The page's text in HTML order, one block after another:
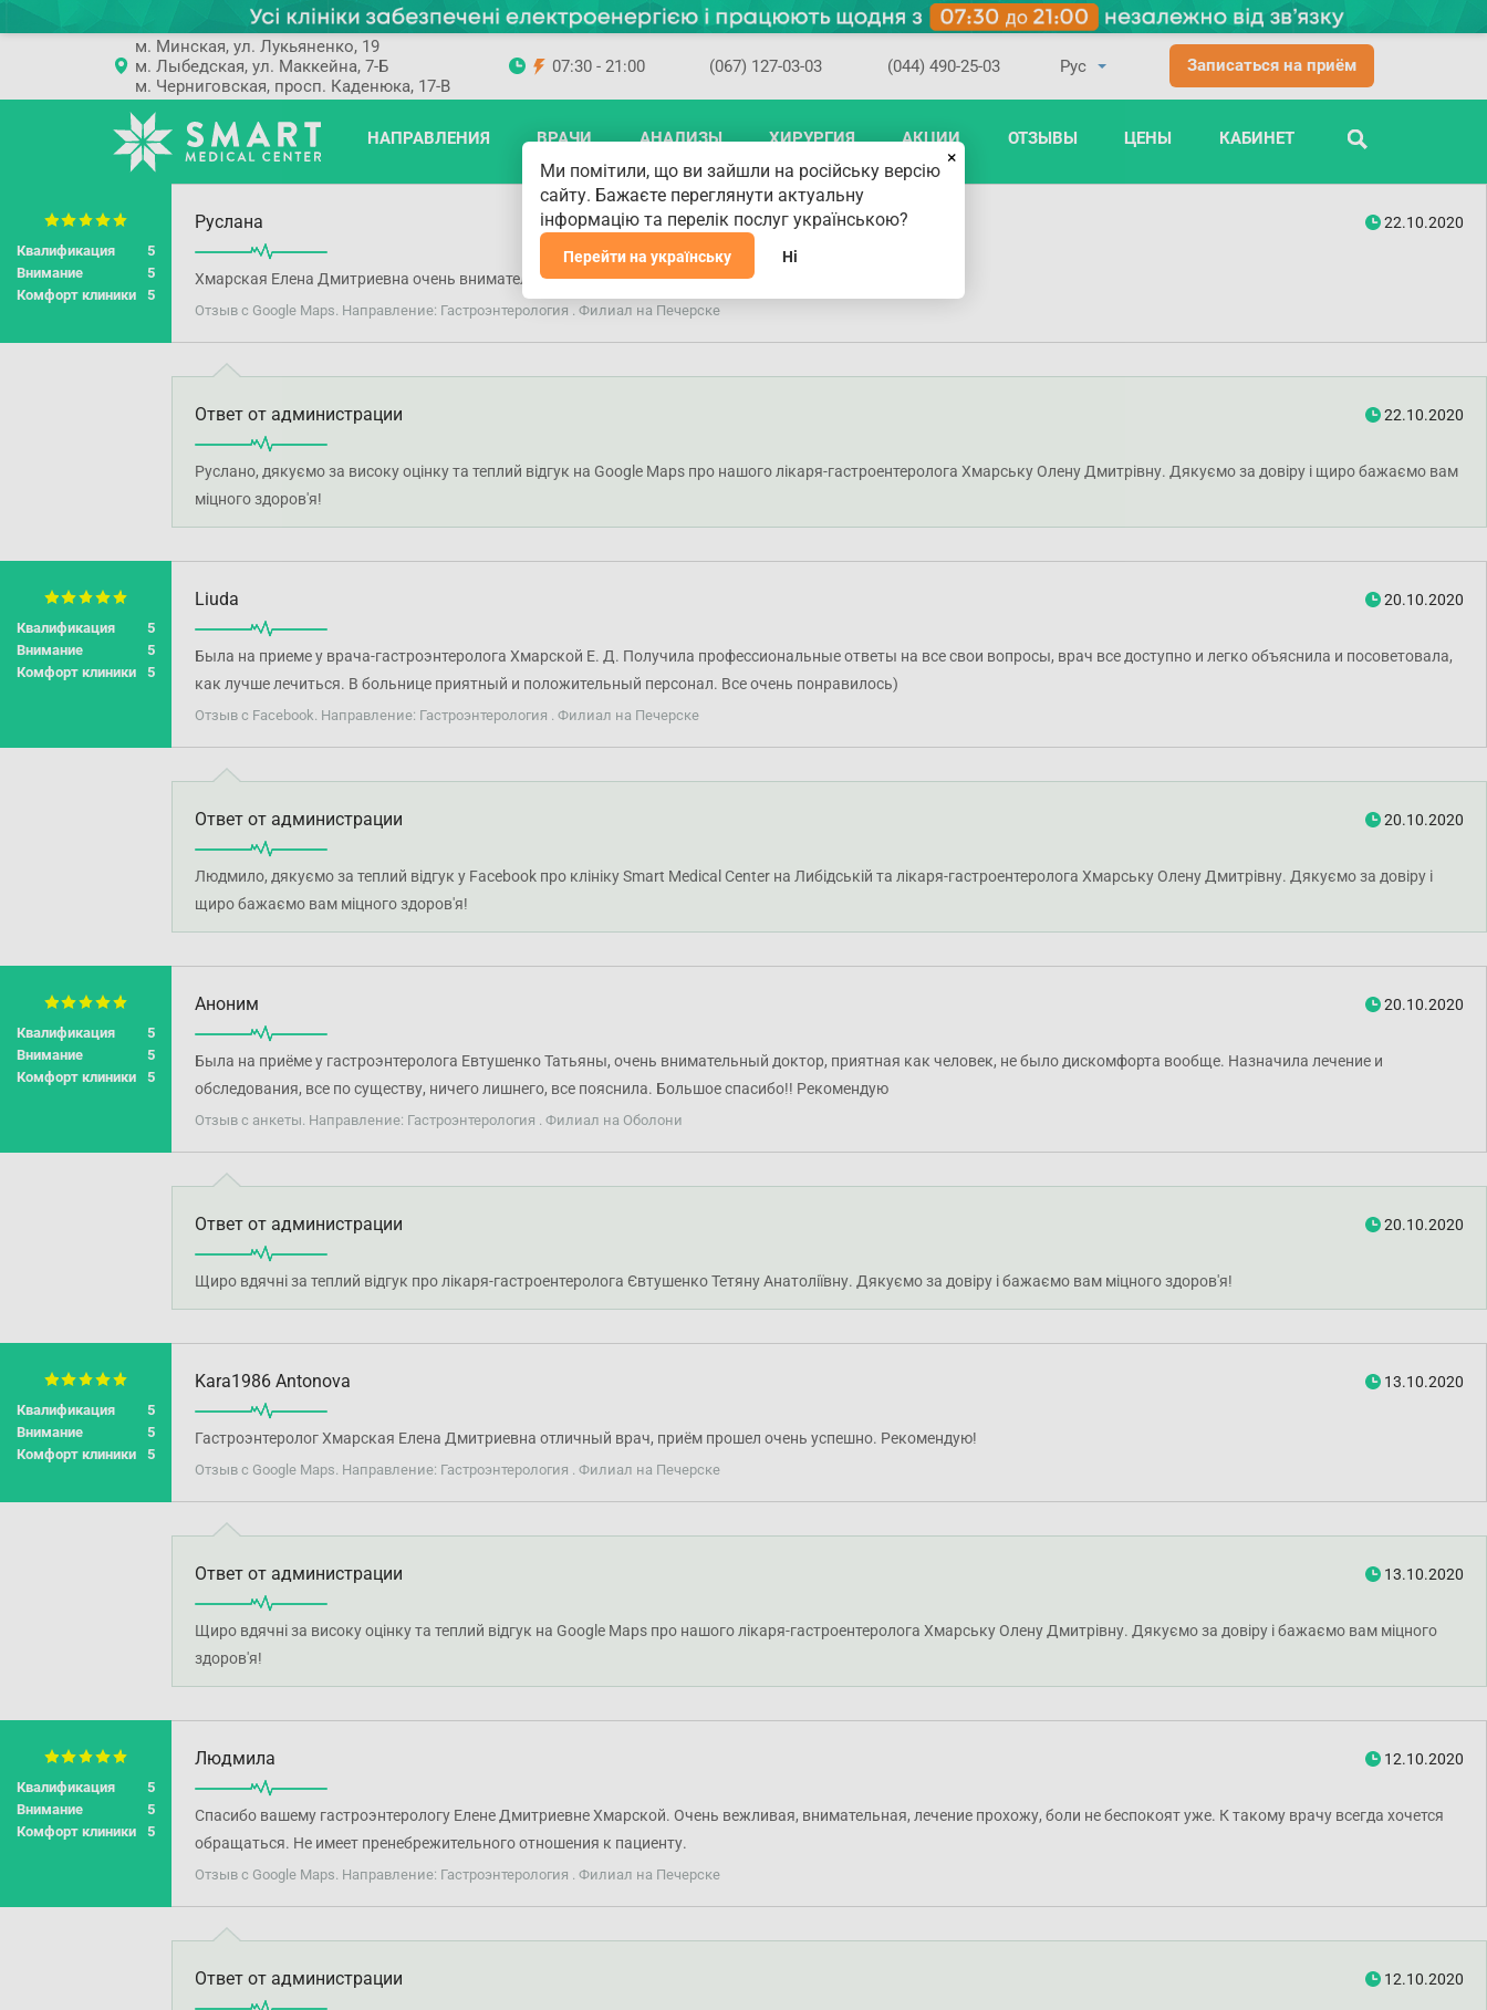
Квалификация
5
Внимание
5
Комфорт клиники
5
Руслана 22.10.2020
Хмарская Елена Дмитриевна очень внимательный и приятный врач.
Отзыв с Google Maps. Направление: Гастроэнтерология . Филиал на Печерске
Ответ от администрации 22.10.2020
Руслано, дякуємо за високу оцінку та теплий відгук на Google Maps про нашого лікаря-гастроентеролога Хмарську Олену Дмитрівну. Дякуємо за довіру і щиро бажаємо вам
міцного здоров'я!
Квалификация
5
Внимание
5
Комфорт клиники
5
Liuda 20.10.2020
Была на приеме у врача-гастроэнтеролога Хмарской Е. Д. Получила профессиональные ответы на все свои вопросы, врач все доступно и легко объяснила и посоветовала,
как лучше лечиться. В больнице приятный и положительный персонал. Все очень понравилось)
Отзыв с Facebook. Направление: Гастроэнтерология . Филиал на Печерске
Ответ от администрации 20.10.2020
Людмило, дякуємо за теплий відгук у Facebook про клініку Smart Medical Center на Либідській та лікаря-гастроентеролога Хмарську Олену Дмитрівну. Дякуємо за довіру і
щиро бажаємо вам міцного здоров'я!
Квалификация
5
Внимание
5
Комфорт клиники
5
Аноним 20.10.2020
Была на приёме у гастроэнтеролога Евтушенко Татьяны, очень внимательный доктор, приятная как человек, не было дискомфорта вообще. Назначила лечение и
обследования, все по существу, ничего лишнего, все пояснила. Большое спасибо!! Рекомендую
Отзыв с анкеты. Направление: Гастроэнтерология . Филиал на Оболони
Ответ от администрации 20.10.2020
Щиро вдячні за теплий відгук про лікаря-гастроентеролога Євтушенко Тетяну Анатоліївну. Дякуємо за довіру і бажаємо вам міцного здоров'я!
Квалификация
5
Внимание
5
Комфорт клиники
5
Kara1986 Antonova 13.10.2020
Гастроэнтеролог Хмарская Елена Дмитриевна отличный врач, приём прошел очень успешно. Рекомендую!
Отзыв с Google Maps. Направление: Гастроэнтерология . Филиал на Печерске
Ответ от администрации 13.10.2020
Щиро вдячні за високу оцінку та теплий відгук на Google Maps про нашого лікаря-гастроентеролога Хмарську Олену Дмитрівну. Дякуємо за довіру і бажаємо вам міцного
здоров'я!
Квалификация
5
Внимание
5
Комфорт клиники
5
Людмила 12.10.2020
Спасибо вашему гастроэнтерологу Елене Дмитриевне Хмарской. Очень вежливая, внимательная, лечение прохожу, боли не беспокоят уже. К такому врачу всегда хочется
обращаться. Не имеет пренебрежительного отношения к пациенту.
Отзыв с Google Maps. Направление: Гастроэнтерология . Филиал на Печерске
Ответ от администрации 12.10.2020
ПОИСК
м. Минская, ул. Лукьяненко, 19
м. Лыбедская, ул. Маккейна, 7-Б
м. Черниговская, просп. Каденюка, 17-В
07:30 - 21:00 (067) 127-03-03 (044) 490-25-03 Записаться на приём
НАПРАВЛЕНИЯ ВРАЧИ АНАЛИЗЫ ХИРУРГИЯ АКЦИИ ОТЗЫВЫ ЦЕНЫ КАБИНЕТ
×
Ми помітили, що ви зайшли на російську версію
сайту. Бажаєте переглянути актуальну
інформацію та перелік послуг українською?
Перейти на українську Ні